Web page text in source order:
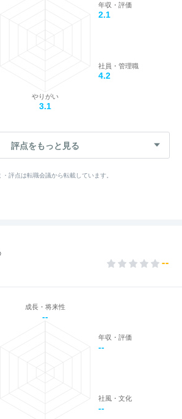
年収・評価
2.1
社員・管理職
4.2
やりがい
3.1
評点をもっと見る
評点は転職会議から転載しています。
--
成長・将来性
--
年収・評価
--
社風・文化
--